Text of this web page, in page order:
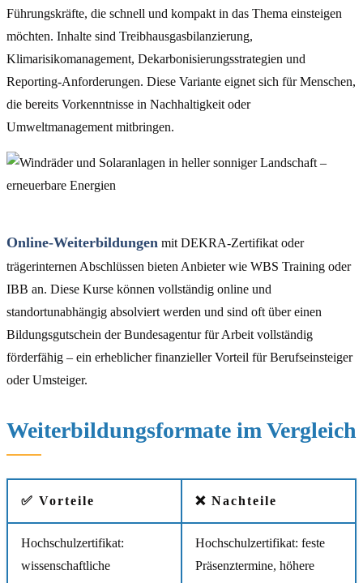
Führungskräfte, die schnell und kompakt in das Thema einsteigen
möchten. Inhalte sind Treibhausgasbilanzierung,
Klimarisikomanagement, Dekarbonisierungsstrategien und
Reporting-Anforderungen. Diese Variante eignet sich für Menschen,
die bereits Vorkenntnisse in Nachhaltigkeit oder
Umweltmanagement mitbringen.
Online-Weiterbildungen mit DEKRA-Zertifikat oder
trägerinternen Abschlüssen bieten Anbieter wie WBS Training oder
IBB an. Diese Kurse können vollständig online und
standortunabhängig absolviert werden und sind oft über einen
Bildungsgutschein der Bundesagentur für Arbeit vollständig
förderfähig – ein erheblicher finanzieller Vorteil für Berufseinsteiger
oder Umsteiger.
Weiterbildungsformate im Vergleich
✅ Vorteile ❌ Nachteile
Hochschulzertifikat:
wissenschaftliche
Hochschulzertifikat: feste
Präsenztermine, höhere